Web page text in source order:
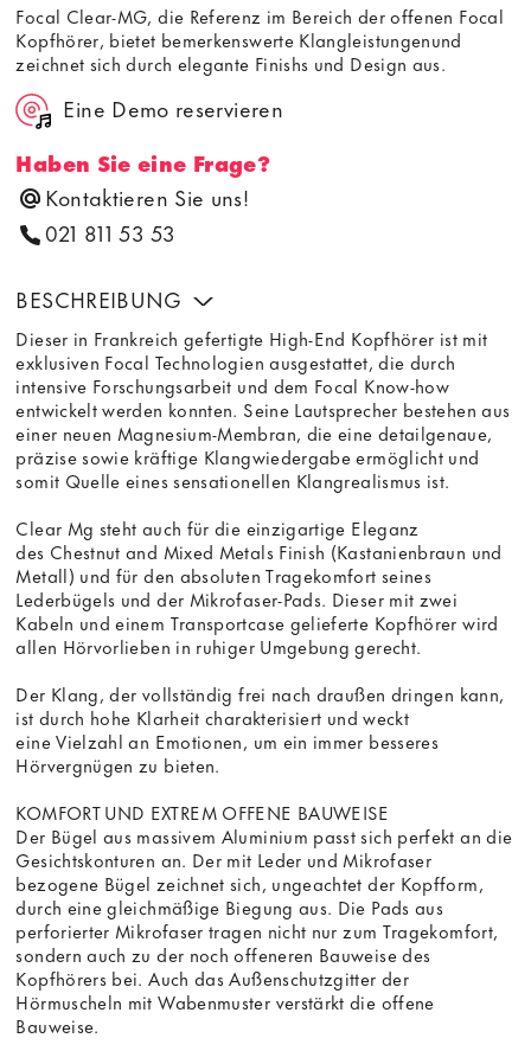
Focal Clear-MG, die Referenz im Bereich der offenen Focal
Kopfhörer, bietet bemerkenswerte Klangleistungenund
zeichnet sich durch elegante Finishs und Design aus.
Eine Demo reservieren
Haben Sie eine Frage?
Kontaktieren Sie uns!
021 811 53 53
BESCHREIBUNG
Dieser in Frankreich gefertigte High-End Kopfhörer ist mit
exklusiven Focal Technologien ausgestattet, die durch
intensive Forschungsarbeit und dem Focal Know-how
entwickelt werden konnten. Seine Lautsprecher bestehen aus
einer neuen Magnesium-Membran, die eine detailgenaue,
präzise sowie kräftige Klangwiedergabe ermöglicht und
somit Quelle eines sensationellen Klangrealismus ist.
Clear Mg steht auch für die einzigartige Eleganz
des Chestnut and Mixed Metals Finish (Kastanienbraun und
Metall) und für den absoluten Tragekomfort seines
Lederbügels und der Mikrofaser-Pads. Dieser mit zwei
Kabeln und einem Transportcase gelieferte Kopfhörer wird
allen Hörvorlieben in ruhiger Umgebung gerecht.
Der Klang, der vollständig frei nach draußen dringen kann,
ist durch hohe Klarheit charakterisiert und weckt
eine Vielzahl an Emotionen, um ein immer besseres
Hörvergnügen zu bieten.
KOMFORT UND EXTREM OFFENE BAUWEISE
Der Bügel aus massivem Aluminium passt sich perfekt an die
Gesichtskonturen an. Der mit Leder und Mikrofaser
bezogene Bügel zeichnet sich, ungeachtet der Kopfform,
durch eine gleichmäßige Biegung aus. Die Pads aus
perforierter Mikrofaser tragen nicht nur zum Tragekomfort,
sondern auch zu der noch offeneren Bauweise des
Kopfhörers bei. Auch das Außenschutzgitter der
Hörmuscheln mit Wabenmuster verstärkt die offene
Bauweise.